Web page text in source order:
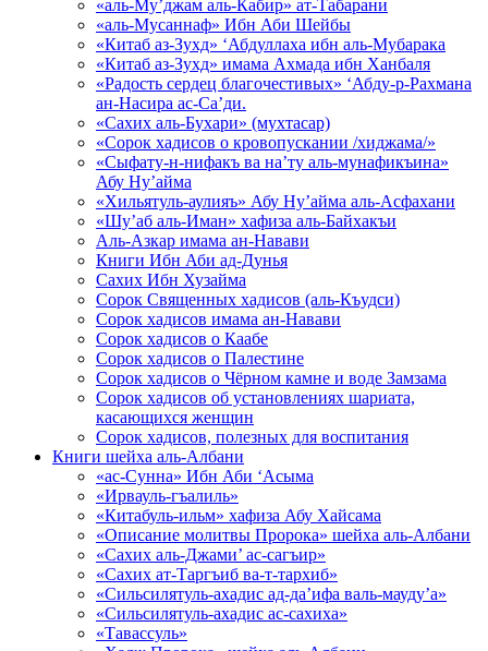
«аль-Му’джам аль-Кабир» ат-Табарани
«аль-Мусаннаф» Ибн Аби Шейбы
«Китаб аз-Зухд» ‘Абдуллаха ибн аль-Мубарака
«Китаб аз-Зухд» имама Ахмада ибн Ханбаля
«Радость сердец благочестивых» ‘Абду-р-Рахмана
ан-Насира ас-Са’ди.
«Сахих аль-Бухари» (мухтасар)
«Сорок хадисов о кровопускании /хиджама/»
«Сыфату-н-нифакъ ва на’ту аль-мунафикъина»
Абу Ну’айма
«Хильятуль-аулияъ» Абу Ну’айма аль-Асфахани
«Шу’аб аль-Иман» хафиза аль-Байхакъи
Аль-Азкар имама ан-Навави
Книги Ибн Аби ад-Дунья
Сахих Ибн Хузайма
Сорок Священных хадисов (аль-Къудси)
Сорок хадисов имама ан-Навави
Сорок хадисов о Каабе
Сорок хадисов о Палестине
Сорок хадисов о Чёрном камне и воде Замзама
Сорок хадисов об установлениях шариата,
касающихся женщин
Сорок хадисов, полезных для воспитания
Книги шейха аль-Албани
«ас-Сунна» Ибн Аби ‘Асыма
«Ирвауль-гъалиль»
«Китабуль-ильм» хафиза Абу Хайсама
«Описание молитвы Пророка» шейха аль-Албани
«Сахих аль-Джами’ ас-сагъир»
«Сахих ат-Таргъиб ва-т-тархиб»
«Сильсилятуль-ахадис ад-да’ифа валь-мауду’а»
«Сильсилятуль-ахадис ас-сахиха»
«Тавассуль»